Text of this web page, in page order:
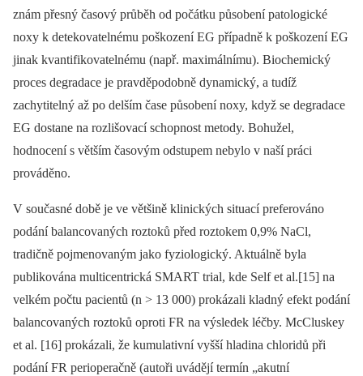
znám přesný časový průběh od počátku působení patologické
noxy k detekovatelnému poškození EG případně k poškození EG
jinak kvantifikovatelnému (např. maximálnímu). Biochemický
proces degradace je pravděpodobně dynamický, a tudíž
zachytitelný až po delším čase působení noxy, když se degradace
EG dostane na rozlišovací schopnost metody. Bohužel,
hodnocení s větším časovým odstupem nebylo v naší práci
prováděno.
V současné době je ve většině klinických situací preferováno
podání balancovaných roztoků před roztokem 0,9% NaCl,
tradičně pojmenovaným jako fyziologický. Aktuálně byla
publikována multicentrická SMART trial, kde Self et al.[15] na
velkém počtu pacientů (n > 13 000) prokázali kladný efekt podání
balancovaných roztoků oproti FR na výsledek léčby. McCluskey
et al. [16] prokázali, že kumulativní vyšší hladina chloridů při
podání FR perioperačně (autoři uvádějí termín „akutní